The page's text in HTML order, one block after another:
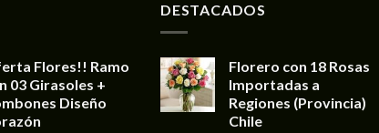
Flores!! Ramo
03 Girasoles +
Diseño
DESTACADOS
Florero con 18 Rosas
Importadas a
Regiones (Provincia)
Chile